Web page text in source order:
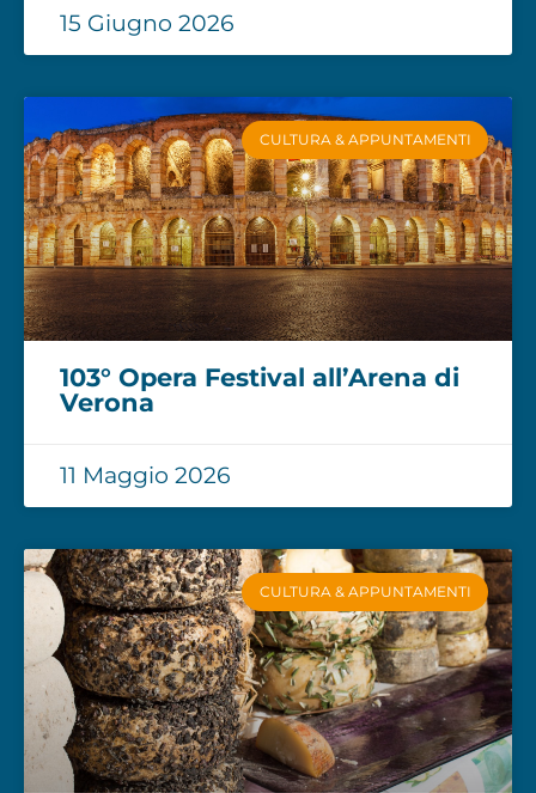
15 Giugno 2026
CULTURA & APPUNTAMENTI
103° Opera Festival all’Arena di
Verona
11 Maggio 2026
CULTURA & APPUNTAMENTI